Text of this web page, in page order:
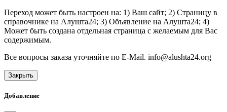
Переход может быть настроен на: 1) Ваш сайт; 2) Страницу в
справочнике на Алушта24; 3) Объявление на Алушта24; 4)
Может быть создана отдельная страница с желаемым для Вас
содержимым.
Все вопросы заказа уточняйте по E-Mail. info@alushta24.org
Закрыть
Добавление